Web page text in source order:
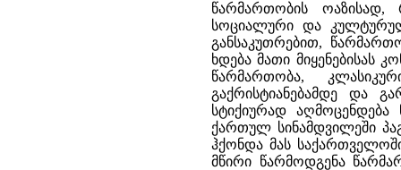
წარმართობის
სოციალური და
განსაკუთრებით,
ხდება მათი მიყენებისას
წარმართობა,
გაქრისტიანებამდე და
სტიქიურად აღმოცენდება
ქართულ სინამდვილეში
ჰქონდა მას
მწირი წარმოდგენა